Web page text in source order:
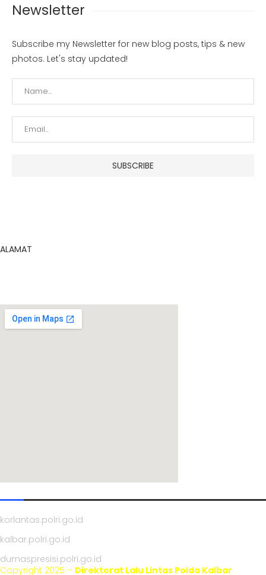
Newsletter
Subscribe my Newsletter for new blog posts, tips & new
photos. Let's stay updated!
ALAMAT
korlantas.polri.go.id
kalbar.polri.go.id
dumaspresisi.polri.go.id
Copyright 2025 – Direktorat Lalu Lintas Polda Kalbar